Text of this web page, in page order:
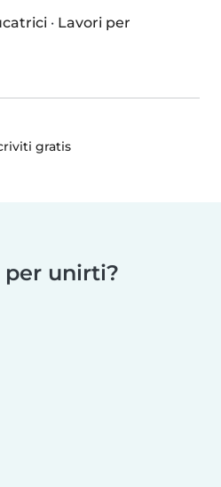
· Lavori per
gratis
per unirti?